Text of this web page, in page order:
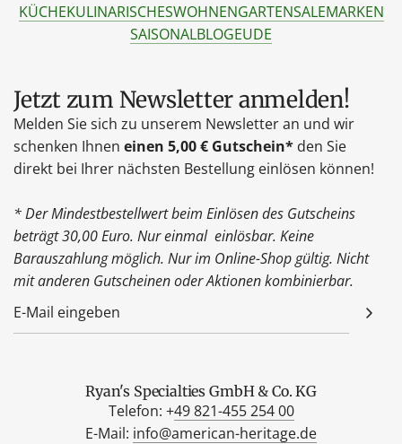
KÜCHEKULINARISCHESWOHNENGARTENSALEMARKEN
SAISONALBLOGEUDE
Jetzt zum Newsletter anmelden!
Melden Sie sich zu unserem Newsletter an und wir
schenken Ihnen einen 5,00 € Gutschein* den Sie
direkt bei Ihrer nächsten Bestellung einlösen können!
* Der Mindestbestellwert beim Einlösen des Gutscheins
beträgt 30,00 Euro. Nur einmal einlösbar. Keine
Barauszahlung möglich. Nur im Online-Shop gültig. Nicht
mit anderen Gutscheinen oder Aktionen kombinierbar.
Ryan's Specialties GmbH & Co. KG
Telefon: +49 821-455 254 00
E-Mail: info@american-heritage.de